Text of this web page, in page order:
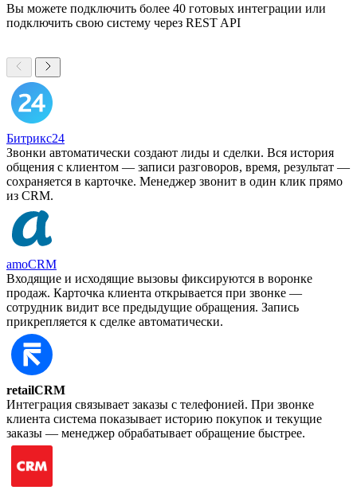
Вы можете подключить более 40 готовых интеграции или
подключить свою систему через REST API
Битрикс24
Звонки автоматически создают лиды и сделки. Вся история
общения с клиентом — записи разговоров, время, результат —
сохраняется в карточке. Менеджер звонит в один клик прямо
из CRM.
amoCRM
Входящие и исходящие вызовы фиксируются в воронке
продаж. Карточка клиента открывается при звонке —
сотрудник видит все предыдущие обращения. Запись
прикрепляется к сделке автоматически.
retailCRM
Интеграция связывает заказы с телефонией. При звонке
клиента система показывает историю покупок и текущие
заказы — менеджер обрабатывает обращение быстрее.